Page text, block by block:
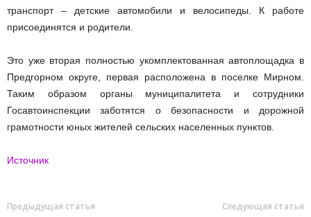
транспорт – детские автомобили и велосипеды. К работе
присоединятся и родители.
Это уже вторая полностью укомплектованная автоплощадка в
Предгорном округе, первая расположена в поселке Мирном.
Таким образом органы муниципалитета и сотрудники
Госавтоинспекции заботятся о безопасности и дорожной
грамотности юных жителей сельских населенных пунктов.
Источник
Предыдущая статья Следующая статья